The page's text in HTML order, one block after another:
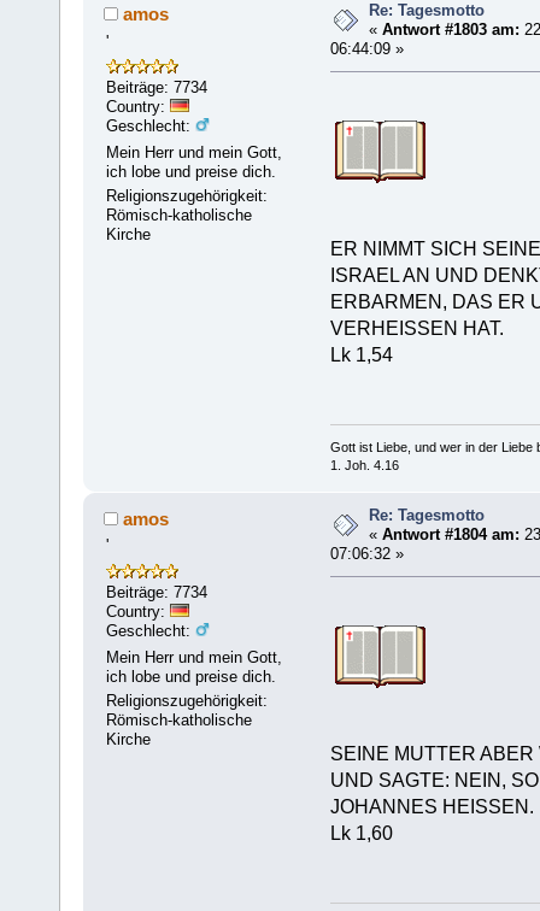
amos
'
Beiträge: 7734
Country:
Geschlecht:
Mein Herr und mein Gott,
ich lobe und preise dich.
Religionszugehörigkeit:
Römisch-katholische
Kirche
Re: Tagesmotto
«Antwort #1803 am:
06:44:09 »
ER NIMMT SICH
ISRAEL AN UND
ERBARMEN, DAS ER
VERHEISSEN HAT.
Lk 1,54
Gott ist Liebe, und wer in der Liebe
1. Joh. 4.16
amos
'
Beiträge: 7734
Country:
Geschlecht:
Mein Herr und mein Gott,
ich lobe und preise dich.
Religionszugehörigkeit:
Römisch-katholische
Kirche
Re: Tagesmotto
«Antwort #1804 am:
07:06:32 »
SEINE MUTTER
UND SAGTE: NEIN,
JOHANNES HEISSEN.
Lk 1,60